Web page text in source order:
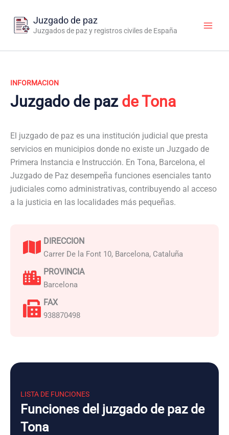
contenido
Juzgado de paz
Juzgados de paz y registros civiles de España
INFORMACION
Juzgado de paz de Tona
El juzgado de paz es una institución judicial que presta
servicios en municipios donde no existe un Juzgado de
Primera Instancia e Instrucción. En Tona, Barcelona, el
Juzgado de Paz desempeña funciones esenciales tanto
judiciales como administrativas, contribuyendo al acceso
a la justicia en las localidades más pequeñas.
DIRECCION
Carrer De la Font 10, Barcelona, Cataluña
PROVINCIA
Barcelona
FAX
938870498
LISTA DE FUNCIONES
Funciones del juzgado de paz de
Tona